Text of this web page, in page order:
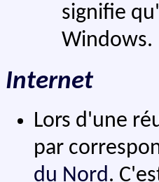
signifie
Windows.
Internet
Lors d'une
par
du Nord.